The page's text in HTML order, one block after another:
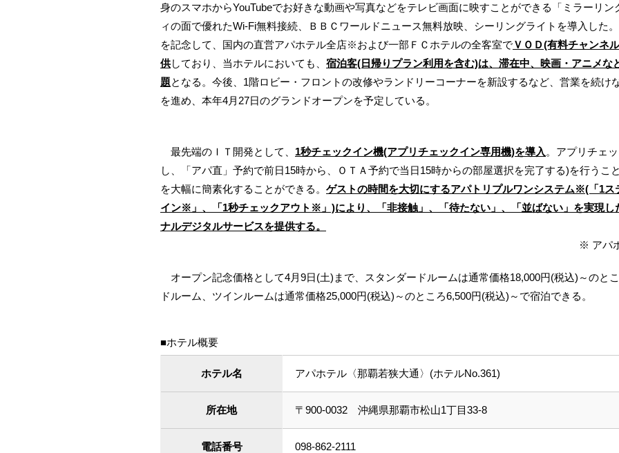
身のスマホからYouTubeでお好きな動画や写真などをテレビ画面に映すことができる「ミラーリ
ィの面で優れたWi-Fi無料接続、ＢＢＣワールドニュース無料放映、シーリングライトを導入した
を記念して、国内の直営アパホテル全店※および一部ＦＣホテルの全客室でＶＯＤ(有料チャンネ
供しており、当ホテルにおいても、 宿泊客(日帰りプラン利用を含む)は、滞在中、映画・アニメな
題となる。今後、1階ロビー・フロントの改修やランドリーコーナーを新設するなど、営業を続け
を進め、本年4月27日のグランドオープンを予定している。
最先端のＩＴ開発として、 1秒チェックイン機(アプリチェックイン専用機)を導入 。アプリチェ
し、「アパ直」予約で前日15時から、ＯＴＡ予約で当日15時からの部屋選択を完了する)を行うこ
を大幅に簡素化することができる。 ゲストの時間を大切にするアパトリプルワンシステム※(「1
イン※」、「1秒チェックアウト※」)により、「非接触」、「待たない」、「並ばない」を実現し
ナルデジタルサービスを提供する。
※ アパ
オープン記念価格として4月9日(土)まで、スタンダードルームは通常価格18,000円(税込)～のと
ドルーム、ツインルームは通常価格25,000円(税込)～のところ6,500円(税込)～で宿泊できる。
■ホテル概要
ホテル名 アパホテル〈那覇若狭大通〉(ホテルNo.361)
所在地 〒900-0032 沖縄県那覇市松山1丁目33-8
電話番号 098-862-2111